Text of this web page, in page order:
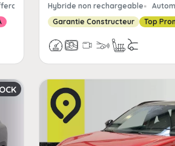
| FormatNumber ]]
Hybride non rechargeable
Garantie Constructeur
Top